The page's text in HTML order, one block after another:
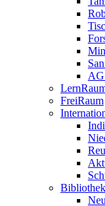
AG
FreiRaum
Bibliothek